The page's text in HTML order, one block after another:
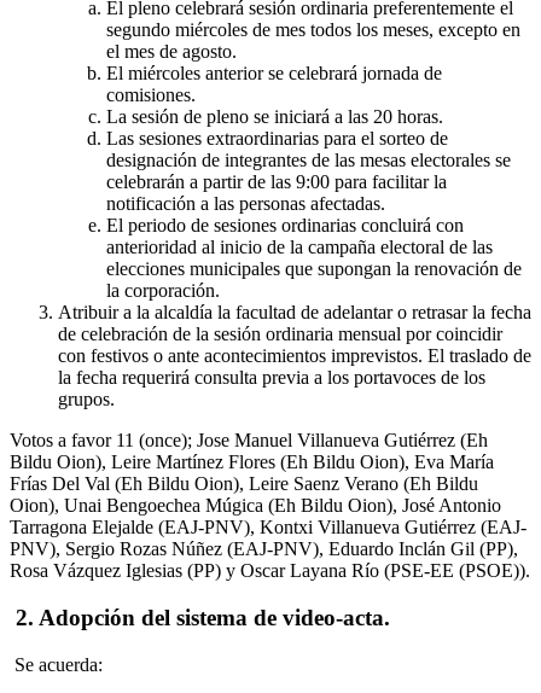
El pleno celebrará sesión ordinaria preferentemente el
segundo miércoles de mes todos los meses, excepto en
el mes de agosto.
El miércoles anterior se celebrará jornada de
comisiones.
La sesión de pleno se iniciará a las 20 horas.
Las sesiones extraordinarias para el sorteo de
designación de integrantes de las mesas electorales se
celebrarán a partir de las 9:00 para facilitar la
notificación a las personas afectadas.
El periodo de sesiones ordinarias concluirá con
anterioridad al inicio de la campaña electoral de las
elecciones municipales que supongan la renovación de
la corporación.
Atribuir a la alcaldía la facultad de adelantar o retrasar la fecha
de celebración de la sesión ordinaria mensual por coincidir
con festivos o ante acontecimientos imprevistos. El traslado de
la fecha requerirá consulta previa a los portavoces de los
grupos.
Votos a favor 11 (once); Jose Manuel Villanueva Gutiérrez (Eh
Bildu Oion), Leire Martínez Flores (Eh Bildu Oion), Eva María
Frías Del Val (Eh Bildu Oion), Leire Saenz Verano (Eh Bildu
Oion), Unai Bengoechea Múgica (Eh Bildu Oion), José Antonio
Tarragona Elejalde (EAJ-PNV), Kontxi Villanueva Gutiérrez (EAJ-
PNV), Sergio Rozas Núñez (EAJ-PNV), Eduardo Inclán Gil (PP),
Rosa Vázquez Iglesias (PP) y Oscar Layana Río (PSE-EE (PSOE)).
2. Adopción del sistema de video-acta.
Se acuerda: